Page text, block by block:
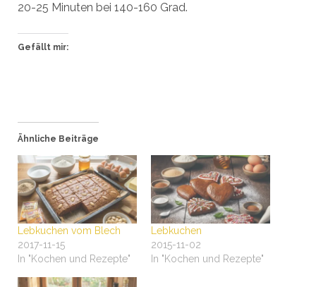
20-25 Minuten bei 140-160 Grad.
Gefällt mir:
Ähnliche Beiträge
Lebkuchen vom Blech
2017-11-15
In "Kochen und Rezepte"
Lebkuchen
2015-11-02
In "Kochen und Rezepte"